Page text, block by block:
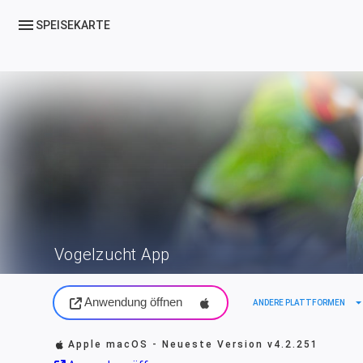
menu SPEISEKARTE
Vogelzucht App
Anwendung öffnen ANDERE PLATTFORMEN
Apple macOS - Neueste Versionv4.2.251